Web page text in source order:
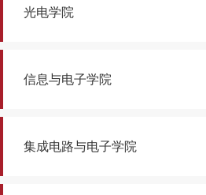
光电学院
信息与电子学院
集成电路与电子学院